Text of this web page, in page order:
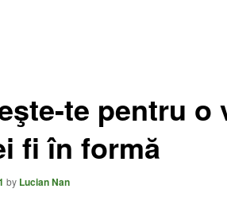
te pentru o
fi în formă
by Lucian Nan